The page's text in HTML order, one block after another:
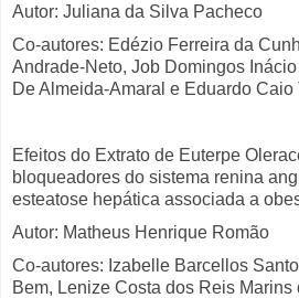
Autor: Juliana da Silva Pacheco
Co-autores: Edézio Ferreira da
Andrade-Neto, Job Domingos
De Almeida-Amaral e Eduardo Caio
Efeitos do Extrato de Euterpe
bloqueadores do sistema renina
esteatose hepática associada a
Autor: Matheus Henrique Romão
Co-autores: Izabelle Barcellos
Bem, Lenize Costa dos Reis